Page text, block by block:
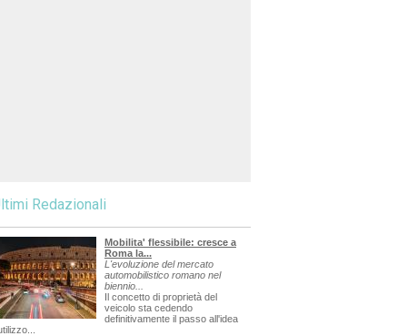
Redazionali
Mobilita' flessibile: cresce a
Roma la...
L'evoluzione del mercato
automobilistico romano nel
biennio...
Il concetto di proprietà del
veicolo sta cedendo
definitivamente il passo all'idea